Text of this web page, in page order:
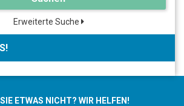
Erweiterte Suche
ETWAS NICHT? WIR HELFEN!